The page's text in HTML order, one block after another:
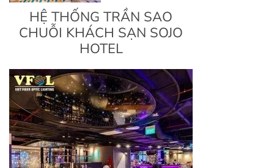
HỆ THỐNG TRẦN SAO
CHUỖI KHÁCH SẠN SOJO
HOTEL